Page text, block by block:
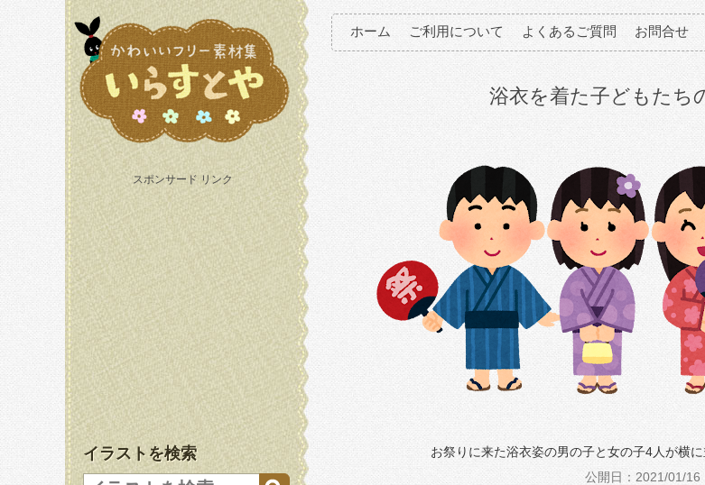
スポンサード リンク
イラストを検索
ホーム ご利用について よくあるご質問 お問合せ
浴衣を着た子どもたち
お祭りに来た浴衣姿の男の子と女の子4人が横
公開日：2021/01/16